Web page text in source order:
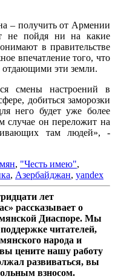
– получить от Армении
не пойдя ни на какие
в правительстве
впечатление того, что
отдающими эти земли.
смены настроений в
добиться заморозки
него будет уже более
случае он переложит на
там людей», -
, "Честь имею",
, Азербайджан, yandex
лет
рассказывает о
Диаспоре. Мы
читателей,
народа и
цените нашу работу
развиваться, вы
взносом.